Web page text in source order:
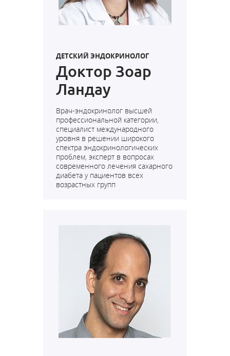
ДЕТСКИЙ ЭНДОКРИНОЛОГ
Доктор Зоар
Ландау
Врач-эндокринолог высшей
профессиональной категории,
специалист международного
уровня в решении широкого
спектра эндокринологических
проблем, эксперт в вопросах
современного лечения сахарного
диабета у пациентов всех
возрастных групп